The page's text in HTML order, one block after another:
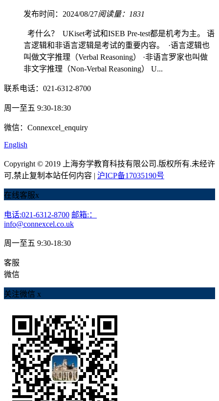
发布时间：2024/08/27阅读量：1831
考什么？ UKiset考试和ISEB Pre-test都是机考为主。 语
言逻辑和非语言逻辑是考试的重要内容。 ·语言逻辑也
叫做文字推理（Verbal Reasoning） ·非语言罗家也叫做
非文字推理（Non-Verbal Reasoning） U...
联系电话：021-6312-8700
周一至五 9:30-18:30
微信：Connexcel_enquiry
English
Copyright © 2019 上海夯学教育科技有限公司.版权所有.未经许
可,禁止复制本站任何内容 | 沪ICP备17035190号
在线客服x
电话:021-6312-8700 邮箱:：
info@connexcel.co.uk
周一至五 9:30-18:30
客服
微信
关注微信 x